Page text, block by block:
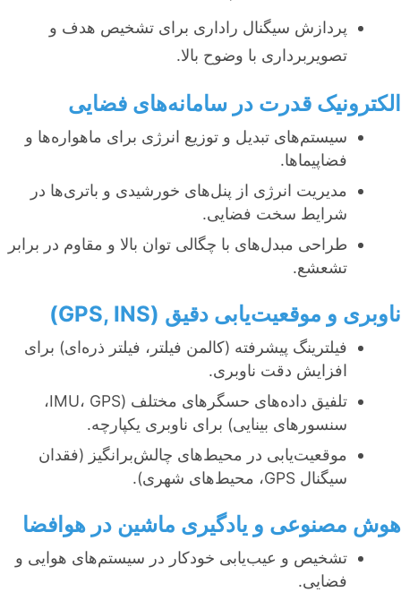
پردازش سیگنال راداری برای تشخیص هدف و
تصویربرداری با وضوح بالا.
الکترونیک قدرت در سامانه‌های فضایی
سیستم‌های تبدیل و توزیع انرژی برای ماهواره‌ها و
فضاپیماها.
مدیریت انرژی از پنل‌های خورشیدی و باتری‌ها در
شرایط سخت فضایی.
طراحی مبدل‌های با چگالی توان بالا و مقاوم در برابر
تشعشع.
ناوبری و موقعیت‌یابی دقیق (GPS, INS)
فیلترینگ پیشرفته (کالمن فیلتر، فیلتر ذره‌ای) برای
افزایش دقت ناوبری.
تلفیق داده‌های حسگرهای مختلف (IMU، GPS،
سنسورهای بینایی) برای ناوبری یکپارچه.
موقعیت‌یابی در محیط‌های چالش‌برانگیز (فقدان
سیگنال GPS، محیط‌های شهری).
هوش مصنوعی و یادگیری ماشین در هوافضا
تشخیص و عیب‌یابی خودکار در سیستم‌های هوایی و
فضایی.